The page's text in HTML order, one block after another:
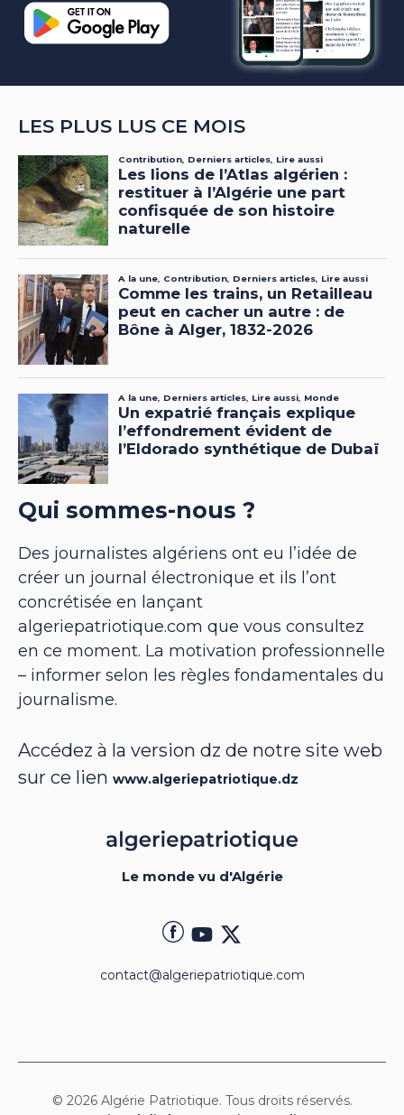
LES PLUS LUS CE MOIS
Qui sommes-nous ?
Des journalistes algériens ont eu l’idée de
créer un journal électronique et ils l’ont
concrétisée en lançant
algeriepatriotique.com que vous consultez
en ce moment. La motivation professionnelle
– informer selon les règles fondamentales du
journalisme.
Accédez à la version dz de notre site web
sur ce lien www.algeriepatriotique.dz
Le monde vu d'Algérie
contact@algeriepatriotique.com
© 2026 Algérie Patriotique. Tous droits réservés.